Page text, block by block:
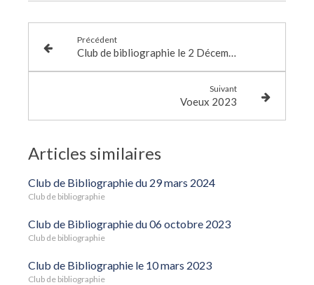
Précédent
Club de bibliographie le 2 Décembre 2022
Suivant
Voeux 2023
Articles similaires
Club de Bibliographie du 29 mars 2024
Club de bibliographie
Club de Bibliographie du 06 octobre 2023
Club de bibliographie
Club de Bibliographie le 10 mars 2023
Club de bibliographie